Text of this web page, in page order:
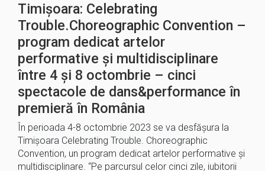
Timișoara: Celebrating
Trouble.Choreographic Convention –
program dedicat artelor
performative și multidisciplinare
între 4 și 8 octombrie – cinci
spectacole de dans&performance în
premieră în România
În perioada 4-8 octombrie 2023 se va desfășura la
Timișoara Celebrating Trouble. Choreographic
Convention, un program dedicat artelor performative și
multidisciplinare. “Pe parcursul celor cinci zile, iubitorii